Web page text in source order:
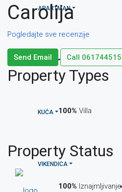
APARTMAN
HOTEL
KUĆA
VIKENDICA
Carolija
Pogledajte sve recenzije
Send Email Call 061744515
PropertyTypes
100% Villa
Property Status
100% Iznajmljivanje